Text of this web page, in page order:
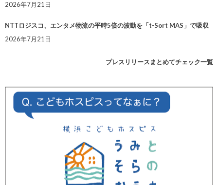
2026年7月21日
NTTロジスコ、エンタメ物流の平時5倍の波動を「t-Sort MAS」で吸収
2026年7月21日
プレスリリースまとめてチェック一覧